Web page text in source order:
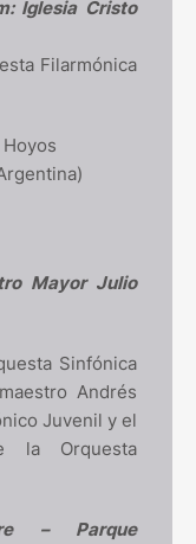
Iglesia Cristo
Filarmónica
Mayor Julio
Sinfónica
Andrés
Juvenil y el
la Orquesta
– Parque